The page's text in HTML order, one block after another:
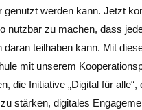
genutzt werden kann. Jetzt
nutzbar zu machen, dass
daran teilhaben kann. Mit
mit unserem
die Initiative „Digital für alle“,
stärken, digitales